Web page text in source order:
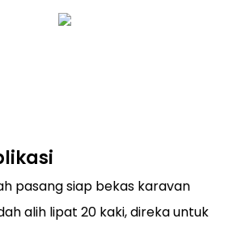
pasang siap bekas karavan
alih lipat 20 kaki, direka untuk